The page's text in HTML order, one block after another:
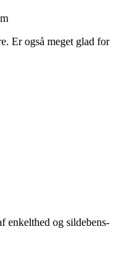
Er også meget glad for
enkelthed og sildebens-